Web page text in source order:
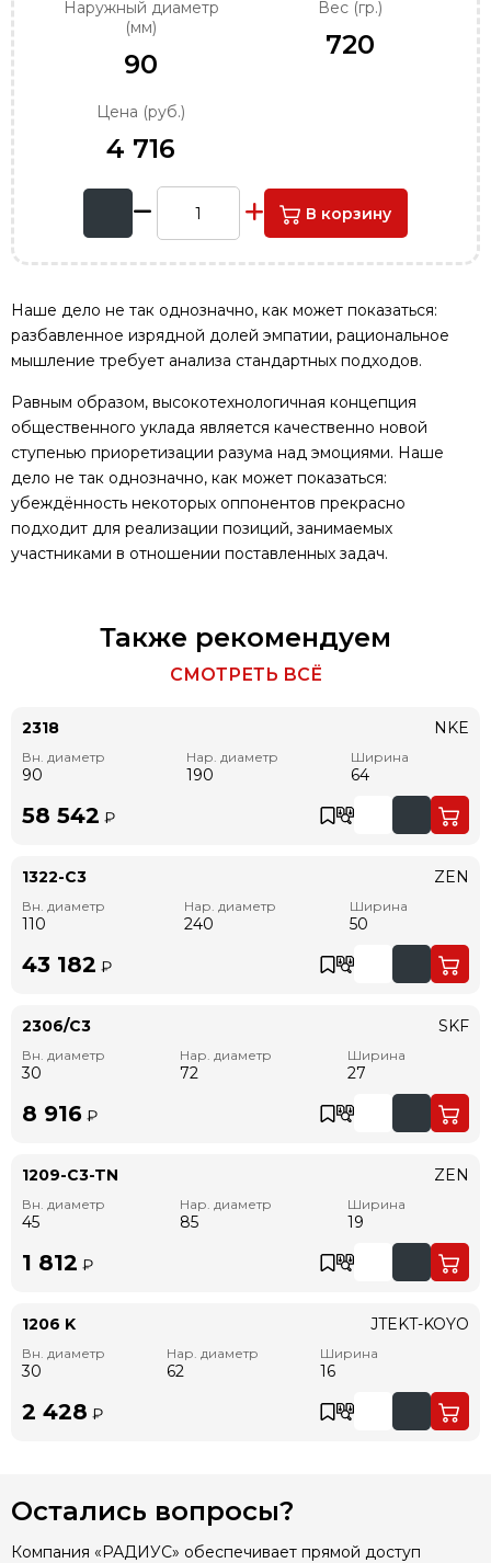
Наружный диаметр
(мм)
90
Вес (гр.)
720
Цена (руб.)
4 716
В корзину
Наше дело не так однозначно, как может показаться:
разбавленное изрядной долей эмпатии, рациональное
мышление требует анализа стандартных подходов.
Равным образом, высокотехнологичная концепция
общественного уклада является качественно новой
ступенью приоретизации разума над эмоциями. Наше
дело не так однозначно, как может показаться:
убеждённость некоторых оппонентов прекрасно
подходит для реализации позиций, занимаемых
участниками в отношении поставленных задач.
Также рекомендуем
СМОТРЕТЬ ВСЁ
2318
Вн. диаметр
90
Нар. диаметр
190
Ширина
64
NKE
58 542 ₽
1322-C3
Вн. диаметр
110
Нар. диаметр
240
Ширина
50
ZEN
43 182 ₽
2306/C3
Вн. диаметр
30
Нар. диаметр
72
Ширина
27
SKF
8 916 ₽
1209-C3-TN
Вн. диаметр
45
Нар. диаметр
85
Ширина
19
ZEN
1 812 ₽
1206 K
Вн. диаметр
30
Нар. диаметр
62
Ширина
16
JTEKT-KOYO
2 428 ₽
Остались вопросы?
Компания «РАДИУС» обеспечивает прямой доступ